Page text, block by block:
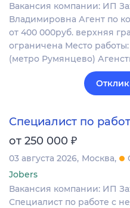
Вакансия компании: ИП
Владимировна Агент по
от 400 000руб. верхняя
ограничена Место
(метро Румянцево)
Специалист по
от 250 000 ₽
03 августа 2026 Москва
Jobers
Вакансия компании: ИП
Специалист по работе с